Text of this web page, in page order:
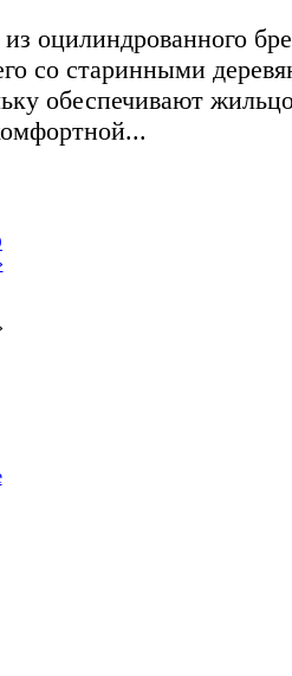
оцилиндрованного
со старинными
обеспечивают